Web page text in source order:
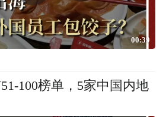
00:39
100榜单，5家中国内地